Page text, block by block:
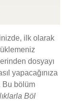
ilk olarak
dosyayı
yapacağınıza
Bu bölüm
Böl